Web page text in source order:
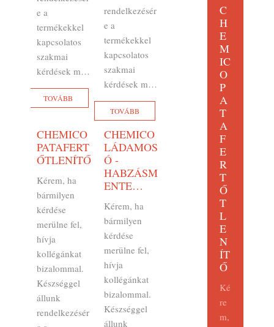
e a
termékekkel
kapcsolatos
szakmai
kérdések m…
TOVÁBB
rendelkezésér
e a
termékekkel
kapcsolatos
szakmai
kérdések m…
TOVÁBB
CHEMICO
PATAFERT
ŐTLENÍTŐ
Kérem, ha
bármilyen
kérdése
merülne fel,
hívja
kollégánkat
bizalommal.
Készséggel
állunk
rendelkezésér
CHEMICO
LÁDAMOS
Ó -
HABZÁSM
ENTE…
Kérem, ha
bármilyen
kérdése
merülne fel,
hívja
kollégánkat
bizalommal.
Készséggel
állunk
C
H
E
M
IC
O
P
A
T
A
F
E
R
T
Ő
T
L
E
N
ÍT
Ő
Ké
re
m,